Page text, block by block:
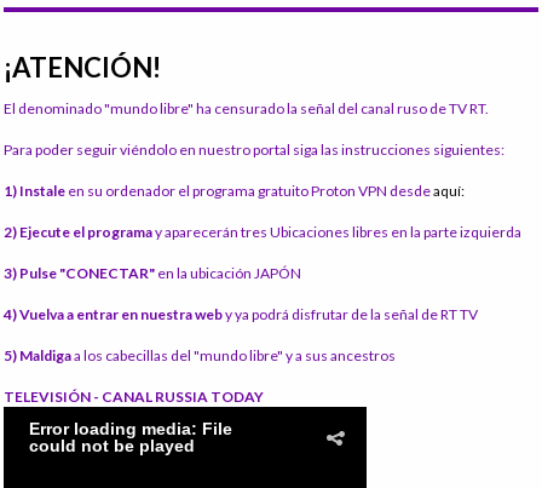
¡ATENCIÓN!
El denominado "mundo libre" ha censurado la señal del canal ruso de TV RT.
Para poder seguir viéndolo en nuestro portal siga las instrucciones siguientes:
1) Instale en su ordenador el programa gratuito Proton VPN desdeaquí:
2) Ejecute el programay aparecerán tres Ubicaciones libres en la parte izquierda
3) Pulse "CONECTAR" en la ubicación JAPÓN
4) Vuelva a entrar en nuestra weby ya podrá disfrutar de la señal de RT TV
5) Maldigaa los cabecillas del "mundo libre" y a sus ancestros
TELEVISIÓN - CANAL RUSSIA TODAY